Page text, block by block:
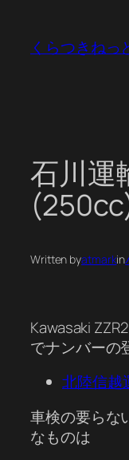
くらつきねっ
石川運
Written byatmarkin
Kawasaki
でナンバーの
北陸信越
車検の要らな
なものは